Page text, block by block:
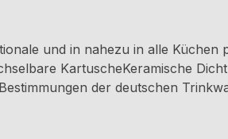
und in nahezu in alle
KartuscheKeramische
der deutschen